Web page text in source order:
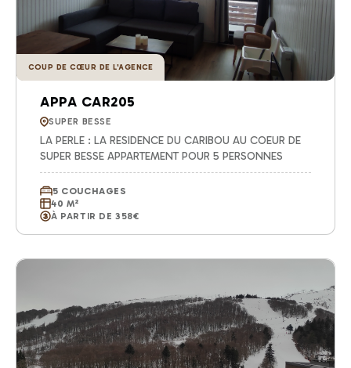
COUP DE CŒUR DE L'AGENCE
APPA CAR205
SUPER BESSE
LA PERLE : LA RESIDENCE DU CARIBOU AU COEUR DE
SUPER BESSE APPARTEMENT POUR 5 PERSONNES
5 COUCHAGES
40 M²
À PARTIR DE 358€